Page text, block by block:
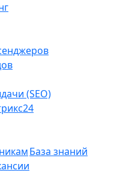
(SEO)
База знаний